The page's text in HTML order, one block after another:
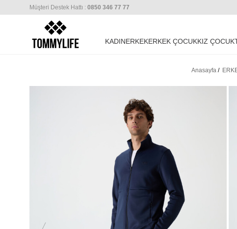
Müşteri Destek Hattı : 0850 346 77 77
KADINERKEKERKEK ÇOCUKKIZ ÇOCUK
Anasayfa/